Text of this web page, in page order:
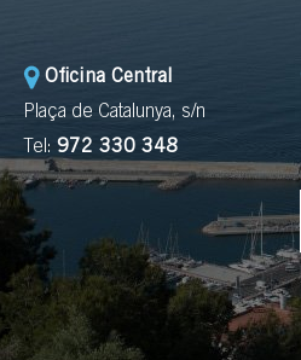
Oficina Central
Plaça de Catalunya, s/n
Tel: 972 330 348